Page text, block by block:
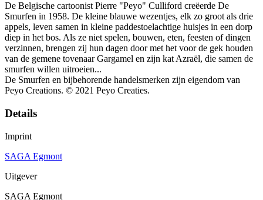
De Belgische cartoonist Pierre "Peyo" Culliford creëerde De
Smurfen in 1958. De kleine blauwe wezentjes, elk zo groot als drie
appels, leven samen in kleine paddestoelachtige huisjes in een dorp
diep in het bos. Als ze niet spelen, bouwen, eten, feesten of dingen
verzinnen, brengen zij hun dagen door met het voor de gek houden
van de gemene tovenaar Gargamel en zijn kat Azraël, die samen de
smurfen willen uitroeien...
De Smurfen en bijbehorende handelsmerken zijn eigendom van
Peyo Creations. © 2021 Peyo Creaties.
Details
Imprint
SAGA Egmont
Uitgever
SAGA Egmont